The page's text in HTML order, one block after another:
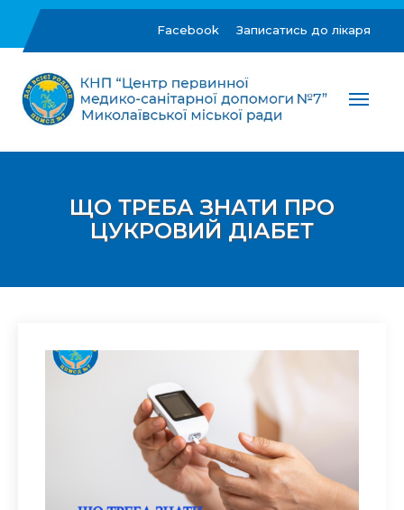
content
Facebook Записатись до лікаря
ЦПМСД №7 м.Миколаїв
первинної медико-санітарної допомоги №7"
ЩО ТРЕБА ЗНАТИ ПРО
ЦУКРОВИЙ ДІАБЕТ